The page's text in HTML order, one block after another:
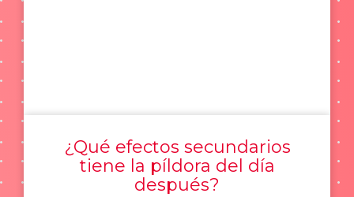
¿Qué efectos secundarios
tiene la píldora del día
después?